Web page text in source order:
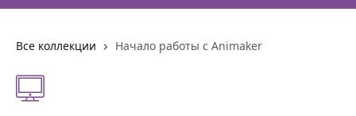
Все коллекции Начало работы с Animaker